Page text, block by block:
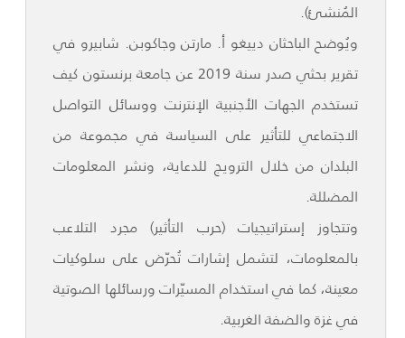
المُنشئ).
ويُوضح الباحثان دييغو أ. مارتن وجاكوبن. شابيرو في
تقرير بحثي صدر سنة 2019 عن جامعة برنستون كيف
تستخدم الجهات الأجنبية الإنترنت ووسائل التواصل
الاجتماعي للتأثير على السياسة في مجموعة من
البلدان من خلال الترويج للدعاية، ونشر المعلومات
المضللة.
وتتجاوز إستراتيجيات (حرب التأثير) مجرد التلاعب
بالمعلومات، لتشمل إشارات تُحرّض على سلوكيات
معينة، كما في استخدام المسيّرات ورسائلها الصوتية
في غزة والضفة الغربية.